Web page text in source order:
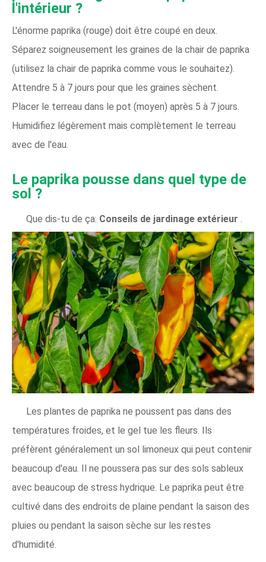
l'intérieur ?
L'énorme paprika (rouge) doit être coupé en deux.
Séparez soigneusement les graines de la chair de paprika
(utilisez la chair de paprika comme vous le souhaitez).
Attendre 5 à 7 jours pour que les graines sèchent.
Placer le terreau dans le pot (moyen) après 5 à 7 jours.
Humidifiez légèrement mais complètement le terreau
avec de l'eau.
Le paprika pousse dans quel type de
sol ?
Que dis-tu de ça: Conseils de jardinage extérieur .
Les plantes de paprika ne poussent pas dans des
températures froides, et le gel tue les fleurs. Ils
préfèrent généralement un sol limoneux qui peut contenir
beaucoup d'eau. Il ne poussera pas sur des sols sableux
avec beaucoup de stress hydrique. Le paprika peut être
cultivé dans des endroits de plaine pendant la saison des
pluies ou pendant la saison sèche sur les restes
d'humidité.